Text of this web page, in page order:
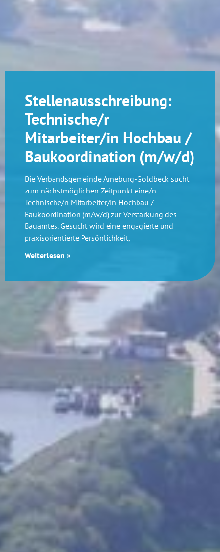
Stellenausschreibung:
Technische/r
Mitarbeiter/in Hochbau /
Baukoordination (m/w/d)
Die Verbandsgemeinde Arneburg-Goldbeck sucht
zum nächstmöglichen Zeitpunkt eine/n
Technische/n Mitarbeiter/in Hochbau /
Baukoordination (m/w/d) zur Verstärkung des
Bauamtes. Gesucht wird eine engagierte und
praxisorientierte Persönlichkeit,
Weiterlesen »